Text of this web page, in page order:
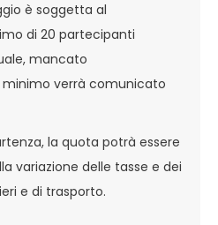
è soggetta al
di 20 partecipanti
mancato
verrà comunicato
la quota potrà essere
variazione delle tasse e dei
e di trasporto.